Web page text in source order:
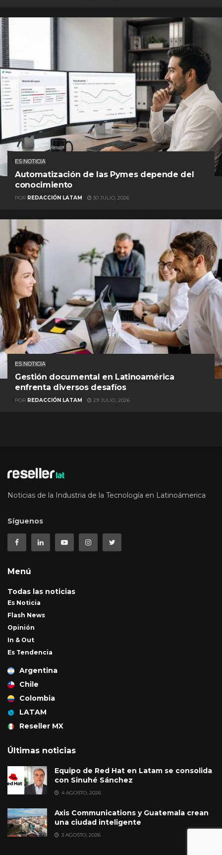
ES NOTICIA
Automatización de las Pymes depende del
conocimiento
POR REDACCIÓN LATAM 30 JULIO, 2026
ES NOTICIA
Gestión documental en Latinoamérica
enfrenta diversos desafíos
POR REDACCIÓN LATAM 29 JULIO, 2026
Noticias de la Industria de la Tecnología en Latinoámerica
Síguenos
Menú
Todas las noticias
Es Noticia
Flash News
Opinión
In & Out
Es Tendencia
Argentina
Chile
Colombia
LATAM
Reseller MX
Últimas noticias
Equipo de Red Hat en Latam se consolida
con Sinuhé Sánchez
4 AGOSTO, 2026
Axis Communications y Guatemala crean
una ciudad inteligente
3 AGOSTO, 2026